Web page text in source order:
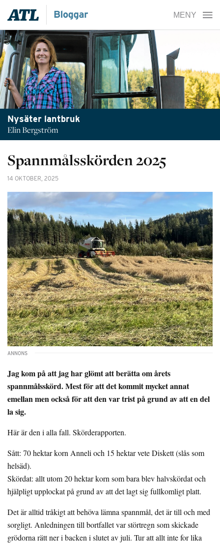
Nysäter lantbruk
Elin Bergström
Spannmålsskörden 2025
14 OKTOBER, 2025
Jag kom på att jag har glömt att berätta om årets
spannmålsskörd. Mest för att det kommit mycket annat
emellan men också för att den var trist på grund av att en del
la sig.
Här är den i alla fall. Skörderapporten.
Sått: 70 hektar korn Anneli och 15 hektar vete Diskett (slås som
helsäd).
Skördat: allt utom 20 hektar korn som bara blev halvskördat och
hjälpligt upplockat på grund av att det lagt sig fullkomligt platt.
Det är alltid tråkigt att behöva lämna spannmål, det är till och med
sorgligt. Anledningen till bortfallet var störtregn som skickade
grödorna rätt ner i backen i slutet av juli. Tur att allt inte for lika